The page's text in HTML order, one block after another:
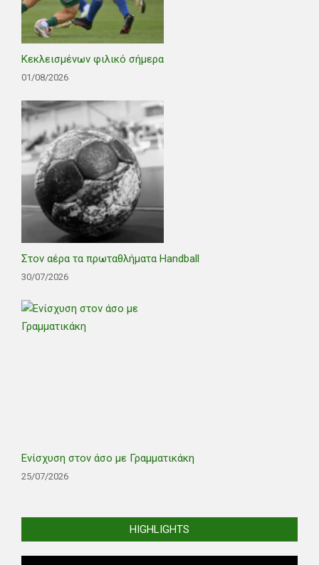
Κεκλεισμένων φιλικό σήμερα
01/08/2026
Στον αέρα τα πρωταθλήματα Handball
30/07/2026
Ενίσχυση στον άσο με Γραμματικάκη
25/07/2026
HIGHLIGHTS